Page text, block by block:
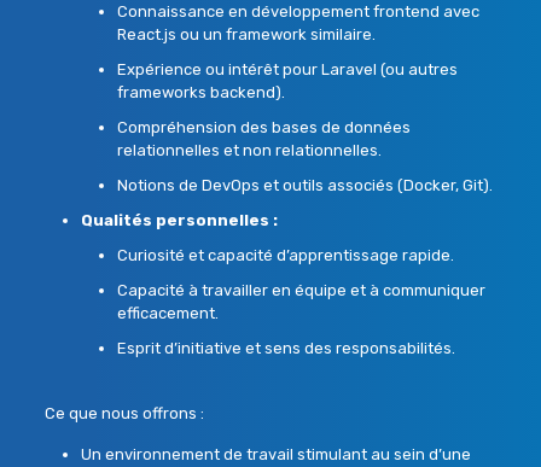
Connaissance en développement frontend avec
React.js ou un framework similaire.
Expérience ou intérêt pour Laravel (ou autres
frameworks backend).
Compréhension des bases de données
relationnelles et non relationnelles.
Notions de DevOps et outils associés (Docker, Git).
Qualités personnelles :
Curiosité et capacité d’apprentissage rapide.
Capacité à travailler en équipe et à communiquer
efficacement.
Esprit d’initiative et sens des responsabilités.
Ce que nous offrons :
Un environnement de travail stimulant au sein d’une